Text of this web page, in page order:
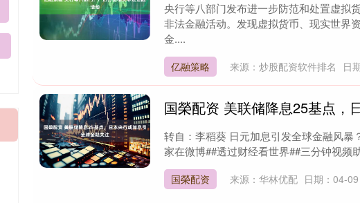
央行等八部门发布进一步防范和处置虚拟
非法金融活动。发现虚拟货币、现实世界
金....
亿融策略 来源：炒股配资软件排名 日
国榮配资 美联储降息25基点，
转自：李稻葵 日元加息引发全球金融风
家在微博##透过财经看世界##三分钟视频
国榮配资 来源：华林优配 日期：04-09